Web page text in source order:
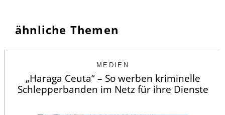
ähnliche Themen
MEDIEN
„Haraga Ceuta“ – So werben kriminelle
Schlepperbanden im Netz für ihre Dienste